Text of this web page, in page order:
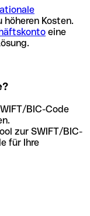
Kosten.
eine
BIC-Code
zur SWIFT/BIC-
für Ihre